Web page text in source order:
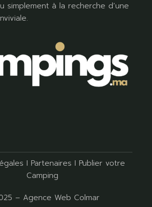
simplement à la recherche d’une
I Partenaires I Publier votre
Camping
– Agence Web Colmar